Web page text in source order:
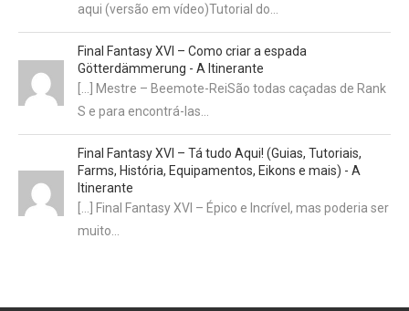
aqui (versão em vídeo)Tutorial do…
Final Fantasy XVI – Como criar a espada
Götterdämmerung - A Itinerante
[…] Mestre – Beemote-ReiSão todas caçadas de Rank
S e para encontrá-las…
Final Fantasy XVI – Tá tudo Aqui! (Guias, Tutoriais,
Farms, História, Equipamentos, Eikons e mais) - A
Itinerante
[…] Final Fantasy XVI – Épico e Incrível, mas poderia ser
muito…